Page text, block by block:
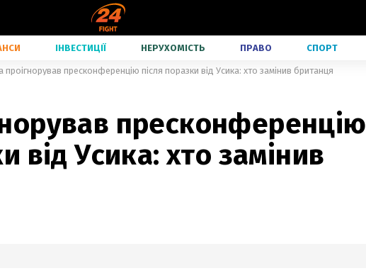
ІНВЕСТИЦІЇ НЕРУХОМІСТЬ ПРАВО СПОРТ
пресконференцію після поразки від Усика: хто замінив британця
пресконференцію
від Усика: хто замінив